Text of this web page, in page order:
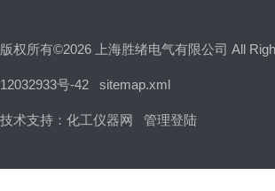
版权所有©2026 上海胜绪电气有限公司 All
12032933号-42 sitemap.xml
技术支持： 化工仪器网 管理登陆